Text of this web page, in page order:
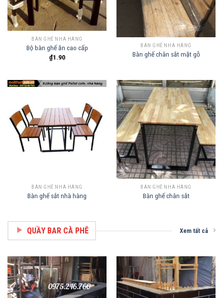
BÀN GHẾ NHÀ HÀNG
Bộ bàn ghế ăn cao cấp
₫1.90
BÀN GHẾ NHÀ HÀNG
Bàn ghế chân sắt mặt gỗ
BÀN GHẾ NHÀ HÀNG
Bàn ghế sắt nhà hàng
BÀN GHẾ NHÀ HÀNG
Bàn ghế chân sắt
QUẦY BAR CÀ PHÊ Xem tất cả